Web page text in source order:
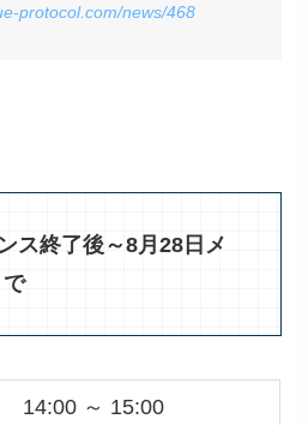
protocol.com/news/468
ス終了後～8月28日メ
で
14:00 ～ 15:00